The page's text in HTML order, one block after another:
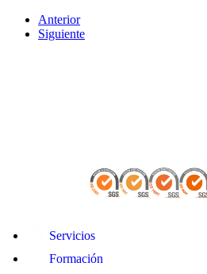
Anterior
Siguiente
Servicios
Formación